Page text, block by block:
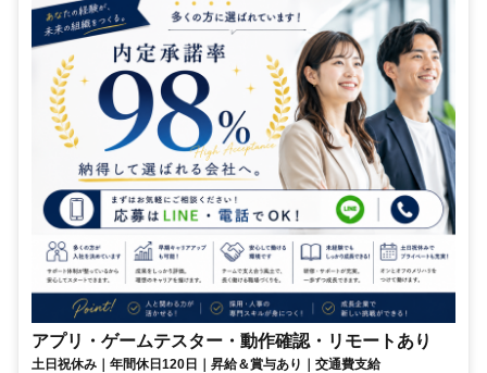
アプリ・ゲームテスター・動作確認・リモートあり
土日祝休み｜年間休日120日｜昇給＆賞与あり｜交通費支給